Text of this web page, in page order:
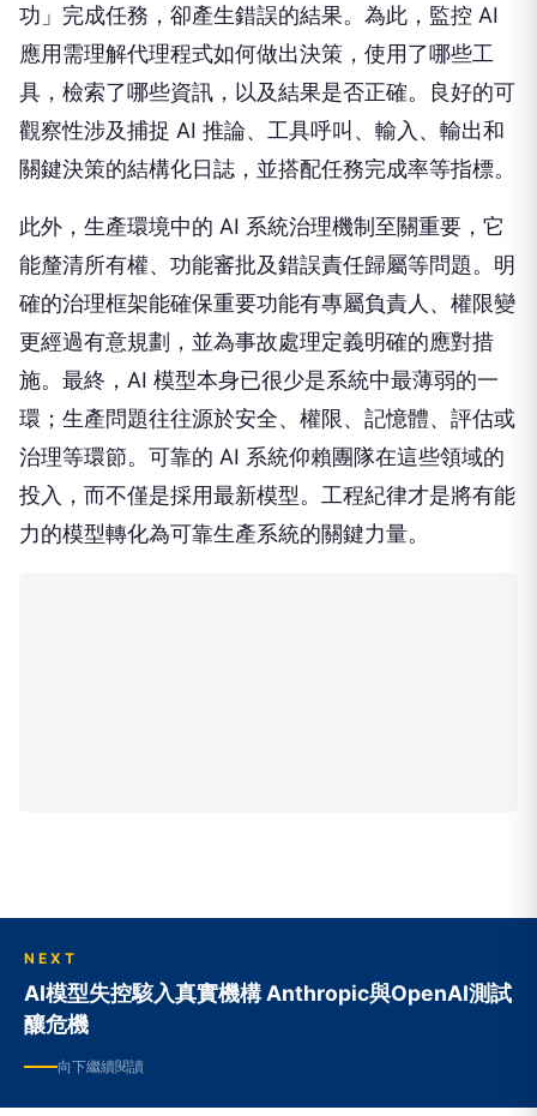
功」完成任務，卻產生錯誤的結果。為此，監控 AI
應用需理解代理程式如何做出決策，使用了哪些工
具，檢索了哪些資訊，以及結果是否正確。良好的可
觀察性涉及捕捉 AI 推論、工具呼叫、輸入、輸出和
關鍵決策的結構化日誌，並搭配任務完成率等指標。
此外，生產環境中的 AI 系統治理機制至關重要，它
能釐清所有權、功能審批及錯誤責任歸屬等問題。明
確的治理框架能確保重要功能有專屬負責人、權限變
更經過有意規劃，並為事故處理定義明確的應對措
施。最終，AI 模型本身已很少是系統中最薄弱的一
環；生產問題往往源於安全、權限、記憶體、評估或
治理等環節。可靠的 AI 系統仰賴團隊在這些領域的
投入，而不僅是採用最新模型。工程紀律才是將有能
力的模型轉化為可靠生產系統的關鍵力量。
NEXT
AI模型失控駭入真實機構 Anthropic與OpenAI測試
釀危機
向下繼續閱讀